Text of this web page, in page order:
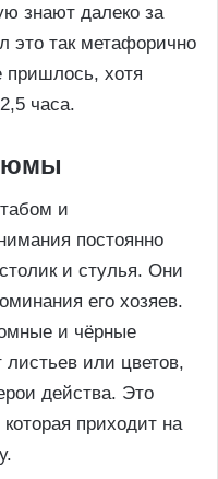
знают далеко за
это так метафорично
пришлось, хотя
часа.
и
постоянно
и стулья. Они
его хозяев.
и чёрные
или цветов,
действа. Это
приходит на